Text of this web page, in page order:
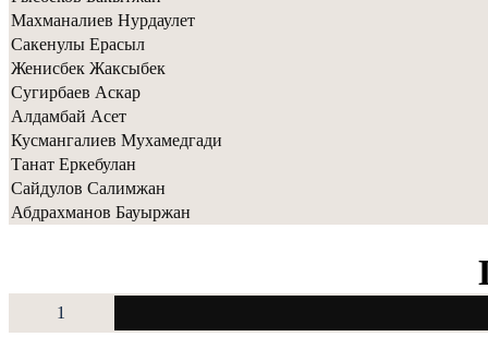
Махманалиев Нурдаулет
Сакенулы Ерасыл
Женисбек Жаксыбек
Сугирбаев Аскар
Алдамбай Асет
Кусмангалиев Мухамедгади
Танат Еркебулан
Сайдулов Салимжан
Абдрахманов Бауыржан
1